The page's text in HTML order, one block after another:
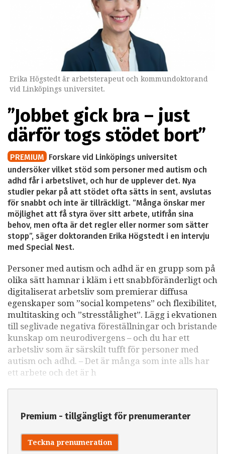
Erika Högstedt är arbetsterapeut och kommundoktorand
vid Linköpings universitet.
”Jobbet gick bra – just
därför togs stödet bort”
PREMIUM Forskare vid Linköpings universitet
undersöker vilket stöd som personer med autism och
adhd får i arbetslivet, och hur de upplever det. Nya
studier pekar på att stödet ofta sätts in sent, avslutas
för snabbt och inte är tillräckligt. ”Många önskar mer
möjlighet att få styra över sitt arbete, utifrån sina
behov, men ofta är det regler eller normer som sätter
stopp”, säger doktoranden Erika Högstedt i en intervju
med Special Nest.
Personer med autism och adhd är en grupp som på
olika sätt hamnar i kläm i ett snabbföränderligt och
digitaliserat arbetsliv som premierar diffusa
egenskaper som ”social kompetens” och flexibilitet,
multitasking och ”stresstålighet”. Lägg i ekvationen
till seglivade negativa föreställningar och bristande
kunskap om neurodivergens – och du har ett
arbetsliv som är särskilt tufft för personer med
autism och adhd. – Det är många som inte alls har
ett arbete och det är h
Premium - tillgängligt för prenumeranter
Teckna prenumeration